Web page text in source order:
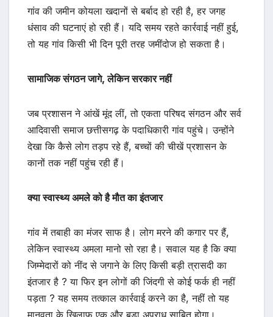
गांव की जमीन कोयला खदानों से बर्बाद हो रही है, हर जगह
धंसाव की घटनाएं हो रही हैं। यदि समय रहते कार्रवाई नहीं हुई,
तो यह गांव किसी भी दिन पूरी तरह जमींदोज हो सकता है।
सामाजिक संगठन जागे, लेकिन सरकार नहीं
जब प्रशासन ने आंखें मूंद लीं, तो एकता परिषद संगठन और सर्व
आदिवासी समाज छत्तीसगढ़ के पदाधिकारी गांव पहुंचे। उन्होंने
देखा कि कैसे लोग तड़प रहे हैं, बच्चों की चीखें प्रशासन के
कानों तक नहीं पहुंच रही हैं।
क्या स्वास्थ्य अमले को है मौत का इंतजार
गांव में तबाही का मंजर साफ है। लोग मरने की कगार पर हैं,
लेकिन स्वास्थ्य अमला मानो सो रहा है। सवाल यह है कि क्या
जिम्मेदारों को नींद से जगाने के लिए किसी बड़ी त्रासदी का
इंतजार है ? या फिर इन लोगों की जिंदगी से कोई फर्क ही नहीं
पड़ता ? यह समय तत्काल कार्रवाई करने का है, नहीं तो यह